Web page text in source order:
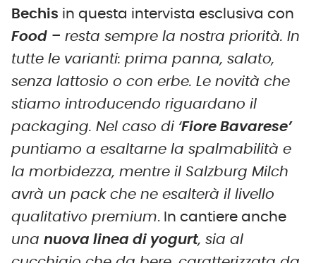
Bechis in questa intervista esclusiva con
Food – resta sempre la nostra priorità. In
tutte le varianti: prima panna, salato,
senza lattosio o con erbe. Le novità che
stiamo introducendo riguardano il
packaging. Nel caso di ‘Fiore Bavarese’
puntiamo a esaltarne la spalmabilità e
la morbidezza, mentre il Salzburg Milch
avrà un pack che ne esalterà il livello
qualitativo premium. In cantiere anche
una nuova linea di yogurt, sia al